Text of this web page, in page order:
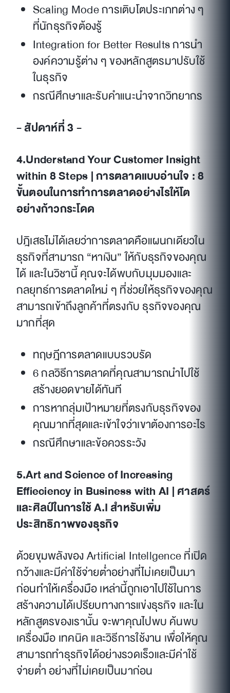
Scaling Mode การเติบโตประเภทต่าง ๆ
ที่นักธุรกิจต้องรู้
Integration for Better Results การนำ
องค์ความรู้ต่าง ๆ ของหลักสูตรมาปรับใช้
ในธุรกิจ
กรณีศึกษาและรับคำแนะนำจากวิทยากร
- สัปดาห์ที่ 3 -
4.Understand Your Customer Insight
within 8 Steps | การตลาดแบบอ่านใจ : 8
ขั้นตอนในการทำการตลาดอย่างไรให้โต
อย่างก้าวกระโดด
ปฎิเสธไม่ได้เลยว่าการตลาดคือแผนกเดียวใน
ธุรกิจที่สามารถ “หาเงิน” ให้กับธุรกิจของคุณ
ได้ และในวิชานี้ คุณจะได้พบกับมุมมองและ
กลยุทธ์การตลาดใหม่ ๆ ที่ช่วยให้ธุรกิจของคุณ
สามารถเข้าถึงลูกค้าที่ตรงกับ ธุรกิจของคุณ
มากที่สุด
ทฤษฎีการตลาดแบบรวบรัด
6 กลวิธีการตลาดที่คุณสามารถนำไปใช้
สร้างยอดขายได้ทันที
การหากลุ่มเป้าหมายที่ตรงกับธุรกิจของ
คุณมากที่สุดและเข้าใจว่าเขาต้องการอะไร
กรณีศึกษาและข้อควรระวัง
5.Art and Science of Increasing
Effieciency in Business with AI | ศาสตร์
และศิลป์ในการใช้ A.I สำหรับเพิ่ม
ประสิทธิภาพของธุรกิจ
ด้วยขุมพลังของ Artificial Intellgence ที่เปิด
กว้างและมีค่าใช้จ่ายต่ำอย่างที่ไม่เคยเป็นมา
ก่อนทำให้เครื่องมือ เหล่านี้ถูกเอาไปใช้ในการ
สร้างความได้เปรียบทางการแข่งธุรกิจ และใน
หลักสูตรของเรานั้น จะพาคุณไปพบ ค้นพบ
เครื่องมือ เทคนิค และวิธีการใช้งาน เพื่อให้คุณ
สามารถทำธุรกิจได้อย่างรวดเร็วและมีค่าใช้
จ่ายต่ำ อย่างที่ไม่เคยเป็นมาก่อน